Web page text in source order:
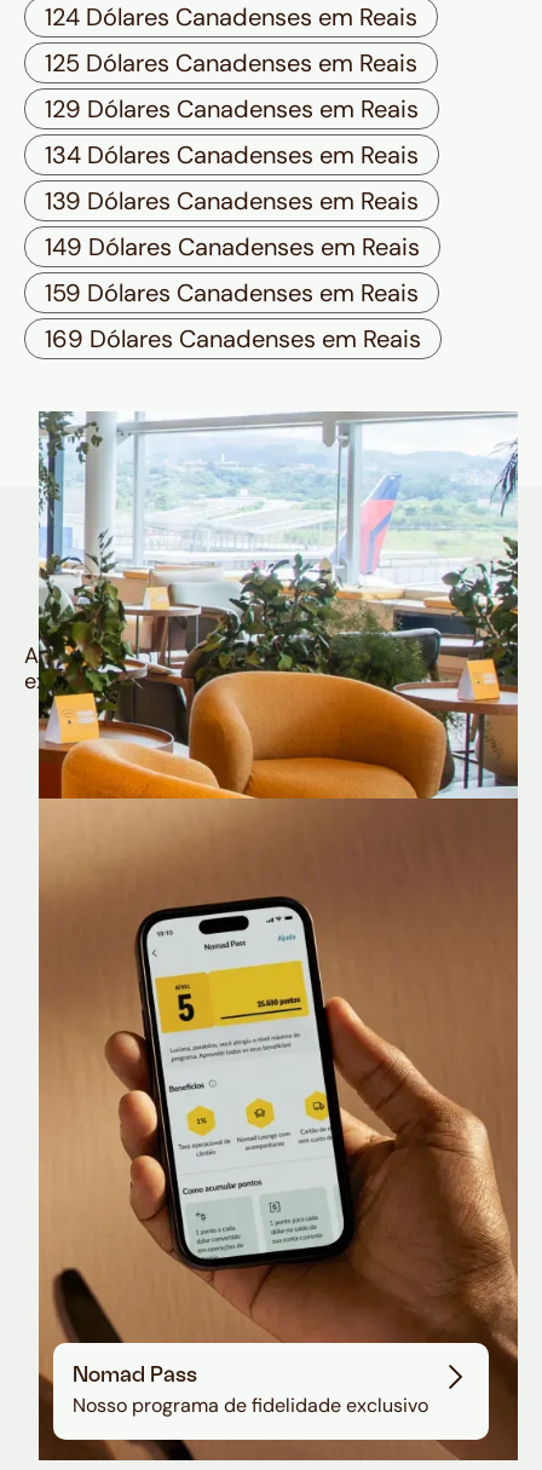
124 Dólares Canadenses em Reais
125 Dólares Canadenses em Reais
129 Dólares Canadenses em Reais
134 Dólares Canadenses em Reais
139 Dólares Canadenses em Reais
149 Dólares Canadenses em Reais
159 Dólares Canadenses em Reais
169 Dólares Canadenses em Reais
Quem é Nomad tem
muito mais
Aproveite todos os benefícios e vantagens
exclusivas da sua Conta Internacional
Nomad Lounge
Sala VIP no Aeroporto de Guarulhos
Nomad Pass
Nosso programa de fidelidade exclusivo